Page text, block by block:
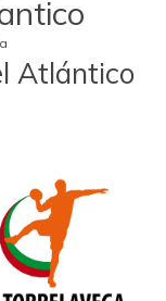
Atlántico